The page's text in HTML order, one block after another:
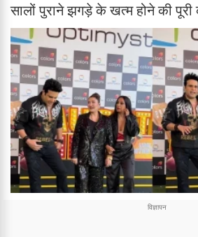
सालों पुराने झगड़े के खत्म होने की पूरी